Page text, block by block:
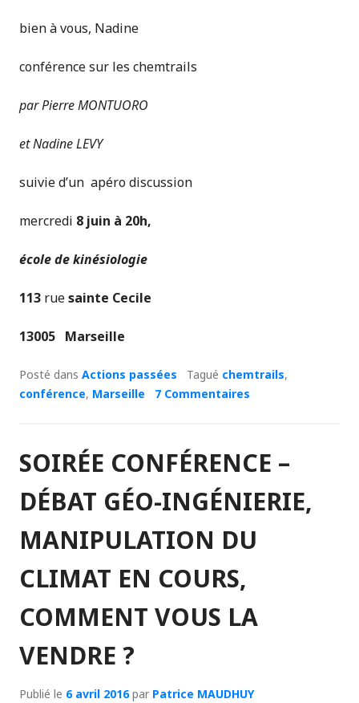
bien à vous, Nadine
conférence sur les chemtrails
parPierre MONTUORO
etNadine LEVY
suivie d’un apéro discussion
mercredi 8 juin à 20h,
école de kinésiologie
113 ruesainte Cecile
13005 Marseille
Posté dans Actions passées Tagué chemtrails,
conférence, Marseille 7 Commentaires
SOIRÉE CONFÉRENCE –
DÉBAT GÉO-INGÉNIERIE,
MANIPULATION DU
CLIMAT EN COURS,
COMMENT VOUS LA
VENDRE ?
Publié le 6 avril 2016par Patrice MAUDHUY